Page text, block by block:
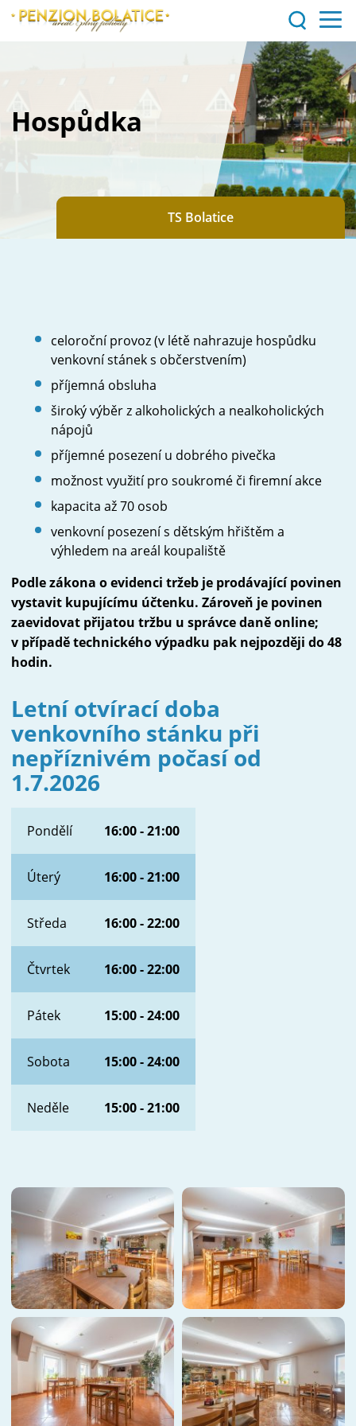
Spinning
Galerie
Kontakt
Hospůdka
TS Bolatice
celoroční provoz (v létě nahrazuje hospůdku
venkovní stánek s občerstvením)
příjemná obsluha
široký výběr z alkoholických a nealkoholických
nápojů
příjemné posezení u dobrého pivečka
možnost využití pro soukromé či firemní akce
kapacita až 70 osob
venkovní posezení s dětským hřištěm a
výhledem na areál koupaliště
Podle zákona o evidenci tržeb je prodávající povinen
vystavit kupujícímu účtenku. Zároveň je povinen
zaevidovat přijatou tržbu u správce daně online;
v případě technického výpadku pak nejpozději do 48
hodin.
Letní otvírací doba
venkovního stánku při
nepříznivém počasí od
1.7.2026
Pondělí 16:00 - 21:00
Úterý 16:00 - 21:00
Středa 16:00 - 22:00
Čtvrtek 16:00 - 22:00
Pátek 15:00 - 24:00
Sobota 15:00 - 24:00
Neděle 15:00 - 21:00